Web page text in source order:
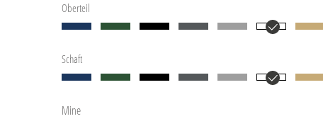
Oberteil
Schaft
Mine